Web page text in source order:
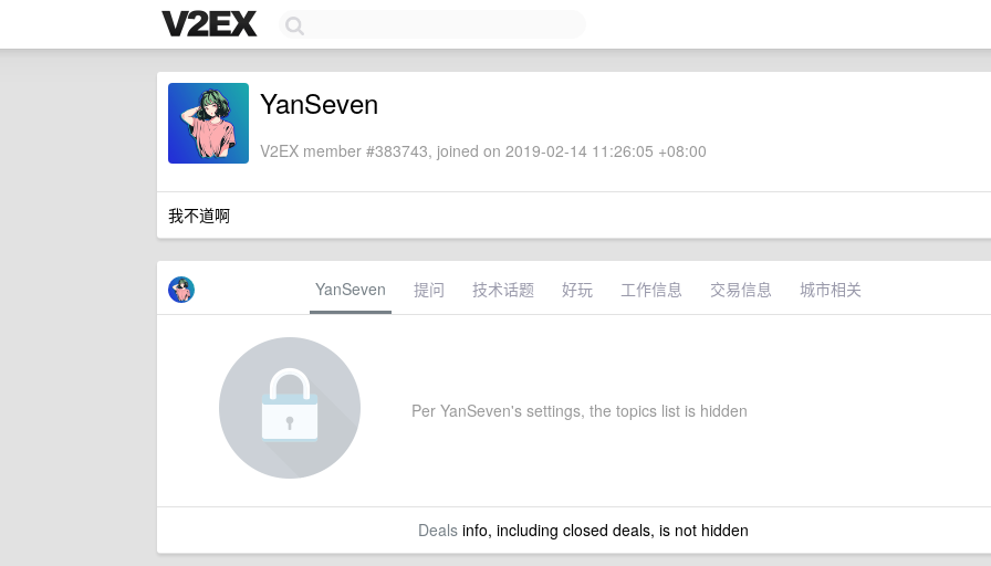
YanSeven
V2EX member #383743, joined on 2019-02-14 11:26:05 +08:00
我不道啊
YanSeven 提问 技术话题 好玩 工作信息 交易信息 城市相关
Per YanSeven's settings, the topics list is hidden
Dealsinfo, including closed deals, is not hidden